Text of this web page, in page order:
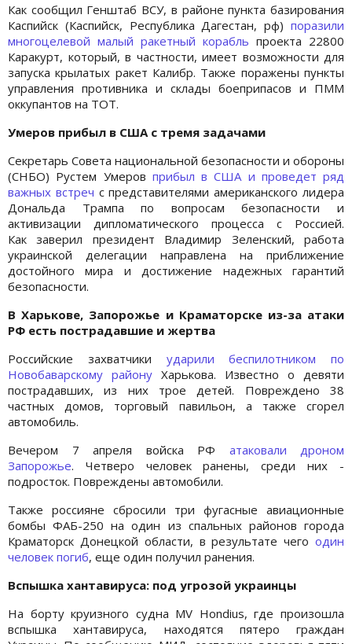
Как сообщил Генштаб ВСУ, в районе пункта базирования
Каспийск (Каспийск, Республика Дагестан, рф) поразили
многоцелевой малый ракетный корабль проекта 22800
Каракурт, который, в частности, имеет возможности для
запуска крылатых ракет Калибр. Также поражены пункты
управления противника и склады боеприпасов и ПММ
оккупантов на ТОТ.
Умеров прибыл в США с тремя задачами
Секретарь Совета национальной безопасности и обороны
(СНБО) Рустем Умеров прибыл в США и проведет ряд
важных встреч с представителями американского лидера
Дональда Трампа по вопросам безопасности и
активизации дипломатического процесса с Россией.
Как заверил президент Владимир Зеленский, работа
украинской делегации направлена на приближение
достойного мира и достижение надежных гарантий
безопасности.
В Харькове, Запорожье и Краматорске из-за атаки
РФ есть пострадавшие и жертва
Российские захватчики ударили беспилотником по
Новобаварскому району Харькова. Известно о девяти
пострадавших, из них трое детей. Повреждено 38
частных домов, торговый павильон, а также сгорел
автомобиль.
Вечером 7 апреля войска РФ атаковали дроном
Запорожье. Четверо человек ранены, среди них -
подросток. Повреждены автомобили.
Также россияне сбросили три фугасные авиационные
бомбы ФАБ-250 на один из спальных районов города
Краматорск Донецкой области, в результате чего один
человек погиб, еще один получил ранения.
Вспышка хантавируса: под угрозой украинцы
На борту круизного судна MV Hondius, где произошла
вспышка хантавируса, находятся пятеро граждан